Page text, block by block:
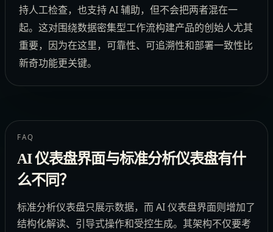
持人工检查，也支持 AI 辅助，但不会把两者混在一
起。这对围绕数据密集型工作流构建产品的创始人尤其
重要，因为在这里，可靠性、可追溯性和部署一致性比
新奇功能更关键。
FAQ
AI 仪表盘界面与标准分析仪表盘有什
么不同？
标准分析仪表盘只展示数据，而 AI 仪表盘界面则增加了
结构化解读、引导式操作和受控生成。其架构不仅要考